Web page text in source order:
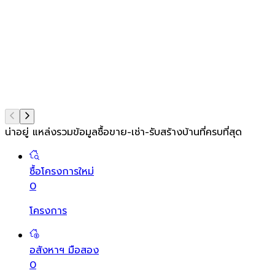
น่าอยู่ แหล่งรวมข้อมูลซื้อขาย-เช่า-รับสร้างบ้านที่ครบที่สุด
ซื้อโครงการใหม่
0
โครงการ
อสังหาฯ มือสอง
0